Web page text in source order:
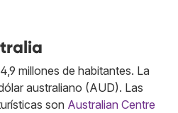
millones de habitantes. La
australiano (AUD). Las
son Australian Centre